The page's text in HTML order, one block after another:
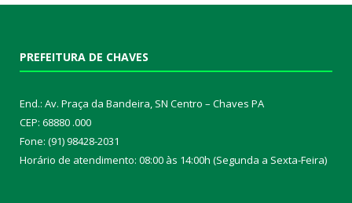
PREFEITURA DE CHAVES
End.: Av. Praça da Bandeira, SN Centro – Chaves PA
CEP: 68880 .000
Fone: (91) 98428-2031
Horário de atendimento: 08:00 às 14:00h (Segunda a Sexta-Feira)